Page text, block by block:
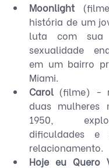
Moonlight
história de um
luta com sua
sexualidade
em um bairro
Miami.
Carol (filme) -
duas mulheres
1950,
dificuldades
relacionamento.